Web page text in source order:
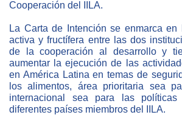
BIBLIOTECA
Biblioteca
Publicaciones
OPORTUNIDADES
Cooperación del IILA.
La Carta de Intención se enmarca en
activa y fructífera entre las dos
de la cooperación al desarrollo y
aumentar la ejecución de las
en América Latina en temas de
los alimentos, área prioritaria sea
internacional sea para las
diferentes países miembros del IILA.